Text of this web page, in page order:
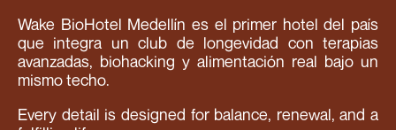
Wake BioHotel Medellín es el primer hotel del país
que integra un club de longevidad con terapias
avanzadas, biohacking y alimentación real bajo un
mismo techo.
Every detail is designed for balance, renewal, and a